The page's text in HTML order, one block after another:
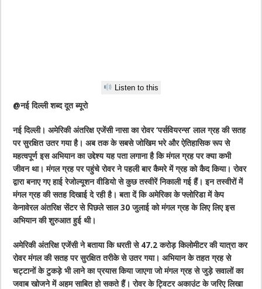
Listen to this
@नई दिल्ली शब्द दूत ब्यूरो
नई दिल्ली। अमेरिकी अंतरिक्ष एजेंसी नासा का रोवर ‘पर्सवियरन्स’ लाल ग्रह की सतह
पर सुरक्षित उतर गया है। अब तक के सबसे जोखिम भरे और ऐतिहासिक रूप से
महत्वपूर्ण इस अभियान का उद्देश्य यह पता लगाना है कि मंगल ग्रह पर क्या कभी
जीवन था। मंगल ग्रह पर पहुंचे रोवर ने पहली बार कैमरे में ग्रह को कैद किया। रोवर
द्वारा बनाए गए हाई रेजोल्यूशन वीडियो से कुछ तस्वीरें निकाली गई हैं। इन तस्वीरों में
मंगल ग्रह की सतह दिखाई दे रही है। बता दें कि अमेरिका के फ्लोरिडा में केप
केनावेरल अंतरिक्ष सेंटर से पिछले साल 30 जुलाई को मंगल ग्रह के लिए लिए इस
अभियान की शुरुआत हुई थी।
अमेरिकी अंतरिक्ष एजेंसी ने बताया कि धरती से 47.2 करोड़ किलोमीटर की यात्रा कर
रोवर मंगल की सतह पर सुरक्षित तरीके से उतर गया। अभियान के तहत ग्रह से
चट्टानों के टुकड़े भी लाने का प्रयास किया जाएगा जो मंगल ग्रह से जुड़े सवालों का
जवाब खोजने में अहम साबित हो सकते हैं। रोवर के ट्विटर अकाउंट के जरिए लिखा